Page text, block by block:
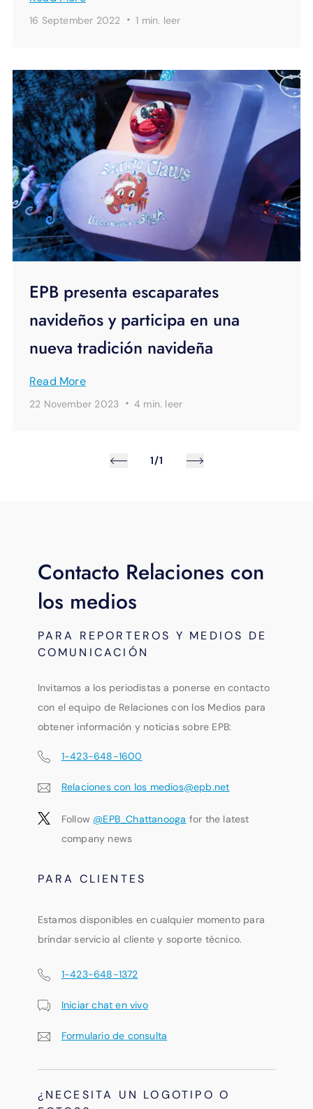
16 September 2022 ·1 min. leer
EPB presenta escaparates
navideños y participa en una
nueva tradición navideña
Read More
22 November 2023 · 4 min. leer
1/1
Contacto Relaciones con
los medios
PARA REPORTEROS Y MEDIOS DE
COMUNICACIÓN
Invitamos a los periodistas a ponerse en contacto
con el equipo de Relaciones con los Medios para
obtener información y noticias sobre EPB:
1-423-648-1600
Relaciones con los medios@epb.net
Follow @EPB_Chattanooga for the latest
company news
PARA CLIENTES
Estamos disponibles en cualquier momento para
brindar servicio al cliente y soporte técnico.
1-423-648-1372
Iniciar chat en vivo
Formulario de consulta
¿NECESITA UN LOGOTIPO O